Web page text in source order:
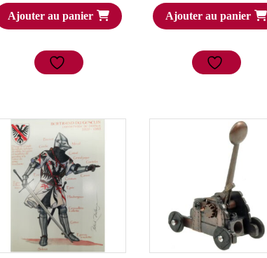
Ajouter au panier Ajouter au panier